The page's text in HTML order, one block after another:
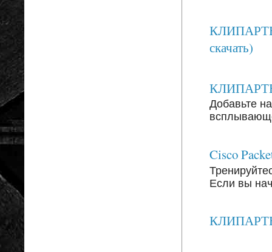
скачать)
КЛИПАРТЫ:
Добавьте
Cisco
Если вы
КЛИПАРТЫ: